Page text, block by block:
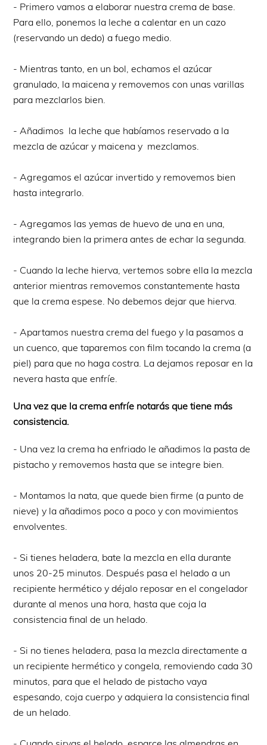
- Primero vamos a elaborar nuestra crema de base.
Para ello, ponemos la leche a calentar en un cazo
(reservando un dedo) a fuego medio.
- Mientras tanto, en un bol, echamos el azúcar
granulado, la maicena y removemos con unas varillas
para mezclarlos bien.
- Añadimos la leche que habíamos reservado a la
mezcla de azúcar y maicena y mezclamos.
- Agregamos el azúcar invertido y removemos bien
hasta integrarlo.
- Agregamos las yemas de huevo de una en una,
integrando bien la primera antes de echar la segunda.
- Cuando la leche hierva, vertemos sobre ella la mezcla
anterior mientras removemos constantemente hasta
que la crema espese. No debemos dejar que hierva.
- Apartamos nuestra crema del fuego y la pasamos a
un cuenco, que taparemos con film tocando la crema (a
piel) para que no haga costra. La dejamos reposar en la
nevera hasta que enfríe.
Una vez que la crema enfríe notarás que tiene más
consistencia.
- Una vez la crema ha enfriado le añadimos la pasta de
pistacho y removemos hasta que se integre bien.
- Montamos la nata, que quede bien firme (a punto de
nieve) y la añadimos poco a poco y con movimientos
envolventes.
- Si tienes heladera, bate la mezcla en ella durante
unos 20-25 minutos. Después pasa el helado a un
recipiente hermético y déjalo reposar en el congelador
durante al menos una hora, hasta que coja la
consistencia final de un helado.
- Si no tienes heladera, pasa la mezcla directamente a
un recipiente hermético y congela, removiendo cada 30
minutos, para que el helado de pistacho vaya
espesando, coja cuerpo y adquiera la consistencia final
de un helado.